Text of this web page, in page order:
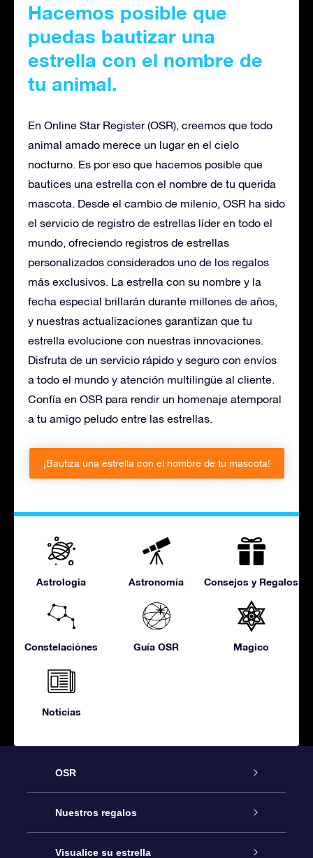
Hacemos posible que
puedas bautizar una
estrella con el nombre de
tu animal.
En Online Star Register (OSR), creemos que todo
animal amado merece un lugar en el cielo
nocturno. Es por eso que hacemos posible que
bautices una estrella con el nombre de tu querida
mascota. Desde el cambio de milenio, OSR ha sido
el servicio de registro de estrellas líder en todo el
mundo, ofreciendo registros de estrellas
personalizados considerados uno de los regalos
más exclusivos. La estrella con su nombre y la
fecha especial brillarán durante millones de años,
y nuestras actualizaciones garantizan que tu
estrella evolucione con nuestras innovaciones.
Disfruta de un servicio rápido y seguro con envíos
a todo el mundo y atención multilingüe al cliente.
Confía en OSR para rendir un homenaje atemporal
a tu amigo peludo entre las estrellas.
¡Bautiza una estrella con el nombre de tu mascota!
Astrologia Astronomía Consejos y Regalos
Constelaciónes Guía OSR Magico
Noticias
OSR
Atención
Contáctanos
Nuestros regalos
Regalo Estrella Online
Visualice su estrella